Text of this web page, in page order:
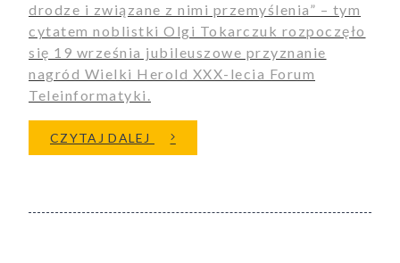
drodze i związane z nimi przemyślenia” – tym
cytatem noblistki Olgi Tokarczuk rozpoczęło
się 19 września jubileuszowe przyznanie
nagród Wielki Herold XXX-lecia Forum
Teleinformatyki.
CZYTAJ DALEJ O KRZYSZTOF SILICKI Z